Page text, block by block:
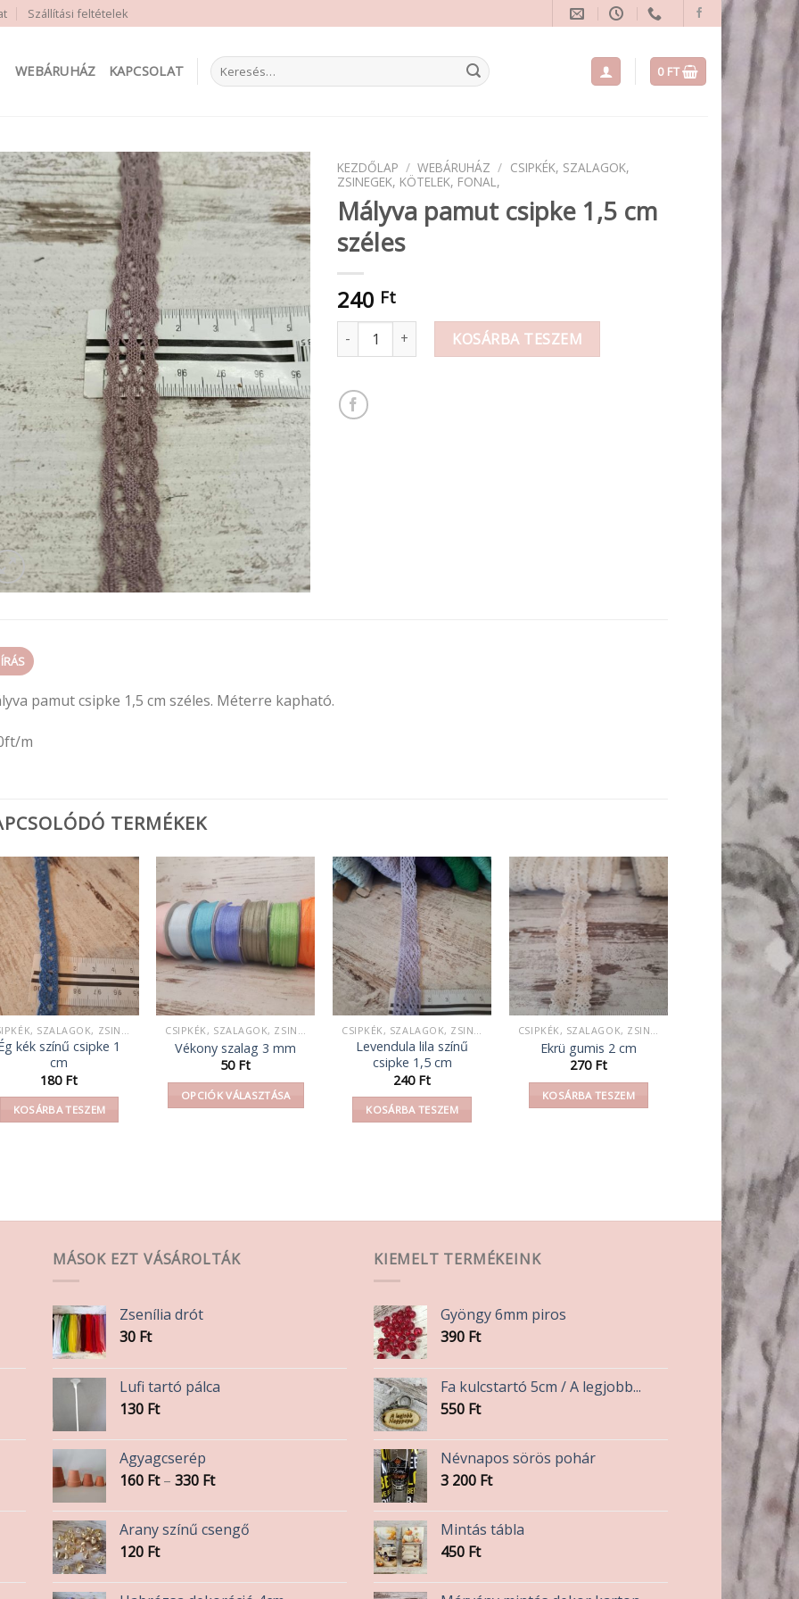
Szállítási feltételek
WEBÁRUHÁZ KAPCSOLAT
Keresés
a
0 FT
KEZDŐLAP / WEBÁRUHÁZ / CSIPKÉK, SZALAGOK,
ZSINEGEK, KÖTELEK, FONAL,
Mályva pamut csipke 1,5 cm
széles
240 Ft
Mályva pamut csipke 1,5 cm széles mennyiség
KOSÁRBA TESZEM
pamut csipke 1,5 cm széles. Méterre kapható.
m
TERMÉKEK
CSIPKÉK, SZALAGOK, ZSINEGEK, KÖTELEK, FONAL,
kék színű csipke 1
cm
180 Ft
KOSÁRBA TESZEM
CSIPKÉK, SZALAGOK, ZSINEGEK, KÖTELEK, FONAL,
Vékony szalag 3 mm
50 Ft
OPCIÓK VÁLASZTÁSA
van.
változatok
CSIPKÉK, SZALAGOK, ZSINEGEK, KÖTELEK, FONAL,
Levendula lila színű
csipke 1,5 cm
240 Ft
KOSÁRBA TESZEM
CSIPKÉK, SZALAGOK, ZSINEGEK, KÖTELEK, FONAL,
Ekrü gumis 2 cm
270 Ft
KOSÁRBA TESZEM
MÁSOK EZT VÁSÁROLTÁK
Zsenília drót
30 Ft
Lufi tartó pálca
130 Ft
Agyagcserép
160 Ft – 330 FtÁrtartomány:
-
330 Ft
Arany színű csengő
120 Ft
KIEMELT TERMÉKEINK
Gyöngy 6mm piros
390 Ft
Fa kulcstartó 5cm / A legjobb...
550 Ft
Névnapos sörös pohár
3 200 Ft
Mintás tábla
450 Ft